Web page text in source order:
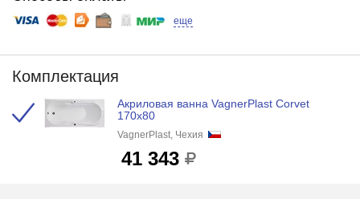
еще
Комплектация
Акриловая ванна VagnerPlast Corvet
170x80
VagnerPlast, Чехия
41 343